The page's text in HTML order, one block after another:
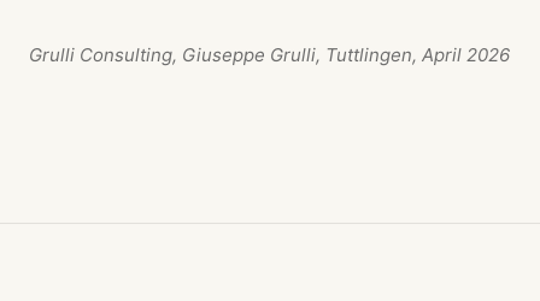
Grulli Consulting, Giuseppe Grulli, Tuttlingen, April 2026